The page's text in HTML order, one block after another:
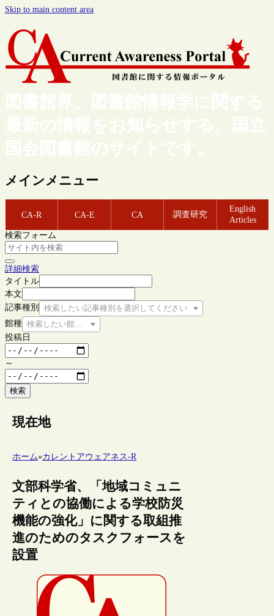
Skip to main content area
図書館界、図書館情報学に関する
最新の情報をお知らせする、国立
国会図書館のサイトです。
メインメニュー
CA-R CA-E CA 調査研究
English
Articles
検索フォーム
詳細検索
タイトル
本文
記事種別
検索したい記事種別を選択してください
館種 検索したい館種を選択してください
投稿日
～
検索
現在地
ホーム»カレントアウェアネス-R
文部科学省、「地域コミュニ
ティとの協働による学校防災
機能の強化」に関する取組推
進のためのタスクフォースを
設置